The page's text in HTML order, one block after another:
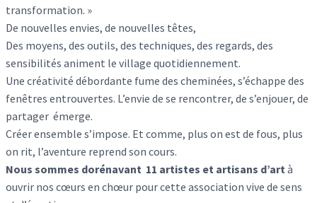
transformation. »
De nouvelles envies, de nouvelles têtes,
Des moyens, des outils, des techniques, des regards, des
sensibilités animent le village quotidiennement.
Une créativité débordante fume des cheminées, s’échappe des
fenêtres entrouvertes. L’envie de se rencontrer, de s’enjouer, de
partager émerge.
Créer ensemble s’impose. Et comme, plus on est de fous, plus
on rit, l’aventure reprend son cours.
Nous sommes dorénavant 11 artistes et artisans d’artà
ouvrir nos cœurs en chœur pour cette association vive de sens